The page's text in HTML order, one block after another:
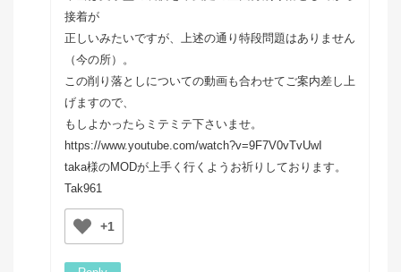
接着が
正しいみたいですが、上述の通り特段問題はありません
（今の所）。
この削り落としについての動画も合わせてご案内差し上
げますので、
もしよかったらミテミテ下さいませ。
https://www.youtube.com/watch?v=9F7V0vTvUwI
taka様のMODが上手く行くようお祈りしております。
Tak961
+1